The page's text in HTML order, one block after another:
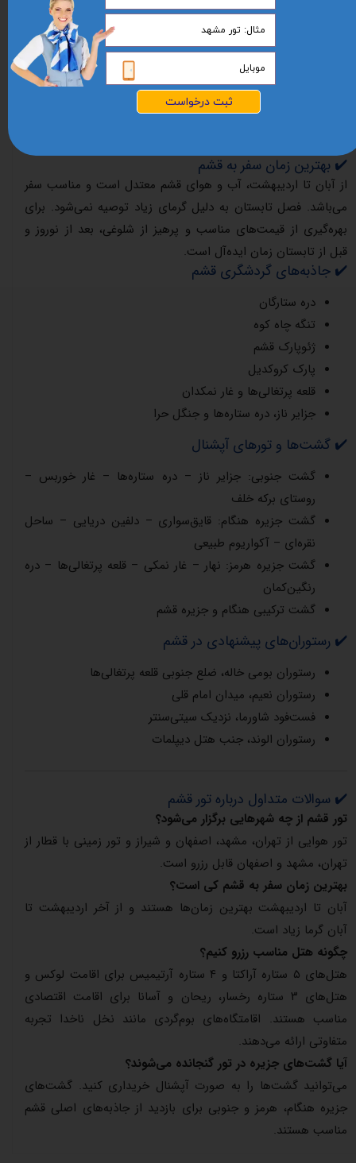
می‌کشد و شامل ترانسفر به بندرعباس و شناور به اسکله قشم است.
این مسیر برای افرادی که تحمل سفر طولانی دارند مناسب است.
✔️ رزرو هتل و اقامتگاه در قشم
برای تجربه اقامت لوکس می‌توانید هتل ۵ ستاره آراکتا و هتل ۴
✔️ بهترین زمان سفر به قشم
از آبان تا اردیبهشت، آب و هوای قشم معتدل است و مناسب سفر
می‌باشد. فصل تابستان به دلیل گرمای زیاد توصیه نمی‌شود. برای
بهره‌گیری از قیمت‌های مناسب و پرهیز از شلوغی، بعد از نوروز و
قبل از تابستان زمان ایده‌آل است.
✔️ جاذبه‌های گردشگری قشم
دره ستارگان
تنگه چاه کوه
ژئوپارک قشم
پارک کروکدیل
قلعه پرتغالی‌ها و غار نمکدان
جزایر ناز، دره ستاره‌ها و جنگل حرا
✔️ گشت‌ها و تورهای آپشنال
گشت جنوبی: جزایر ناز – دره ستاره‌ها – غار خوربس –
روستای برکه خلف
گشت جزیره هنگام: قایق‌سواری – دلفین دریایی – ساحل
نقره‌ای – آکواریوم طبیعی
گشت جزیره هرمز: نهار – غار نمکی – قلعه پرتغالی‌ها – دره
رنگین‌کمان
گشت ترکیبی هنگام و جزیره قشم
✔️ رستوران‌های پیشنهادی در قشم
رستوران بومی خاله، ضلع جنوبی قلعه پرتغالی‌ها
رستوران نعیم، میدان امام قلی
فست‌فود شاورما، نزدیک سیتی‌سنتر
رستوران الوند، جنب هتل دیپلمات
✔️ سوالات متداول درباره تور قشم
تور قشم از چه شهرهایی برگزار می‌شود؟
تور هوایی از تهران، مشهد، اصفهان و شیراز و تور زمینی با قطار از
تهران، مشهد و اصفهان قابل رزرو است.
بهترین زمان سفر به قشم کی است؟
آبان تا اردیبهشت بهترین زمان‌ها هستند و از آخر اردیبهشت تا
آبان گرما زیاد است.
چگونه هتل مناسب رزرو کنیم؟
هتل‌های ۵ ستاره آراکتا و ۴ ستاره آرتیمیس برای اقامت لوکس و
هتل‌های ۳ ستاره رخسار، ریحان و آسانا برای اقامت اقتصادی
مناسب هستند. اقامتگاه‌های بوم‌گردی مانند نخل ناخدا تجربه
متفاوتی ارائه می‌دهند.
آیا گشت‌های جزیره در تور گنجانده می‌شوند؟
می‌توانید گشت‌ها را به صورت آپشنال خریداری کنید. گشت‌های
جزیره هنگام، هرمز و جنوبی برای بازدید از جاذبه‌های اصلی قشم
مناسب هستند.
ثبت درخواست